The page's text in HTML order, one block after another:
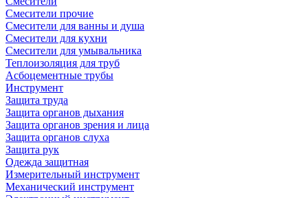
Смесители прочие
Смесители для ванны и душа
Смесители для кухни
Смесители для умывальника
Теплоизоляция для труб
Асбоцементные трубы
Инструмент
Защита труда
Защита органов дыхания
Защита органов зрения и лица
Защита органов слуха
Защита рук
Одежда защитная
Измерительный инструмент
Механический инструмент